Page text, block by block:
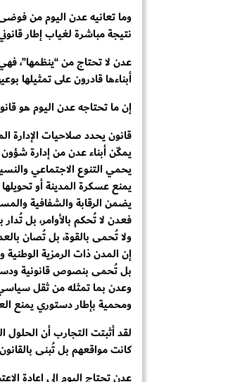
وما تعانيه عدن اليوم من
نتيجة مباشرة لغياب إطار
عدن لا تحتاج من “ينظمها”،
أبناءها قادرون على تمثيلها
إن ما تحتاجه عدن اليوم هو
قانون يحدد صلاحيات الإدارة
يمكّن أبناء عدن من إدارة
يحمي التنوع الاجتماعي
يمنع عسكرة المدينة أو
يضمن الرقابة والشفافية
فعدن لا تُحكم بالأوامر، بل تُدار
ولا تُحمى بالقوة، بل تُصان
إن المدن ذات الرمزية الوطنية
بل تُحمى بنصوص قانونية
وعدن بما تمثله من ثقل
ومحمية بإطار دستوري يمنع
لقد أثبتت التجارب أن الحلول
كانت مواقعهم بل تُبنى